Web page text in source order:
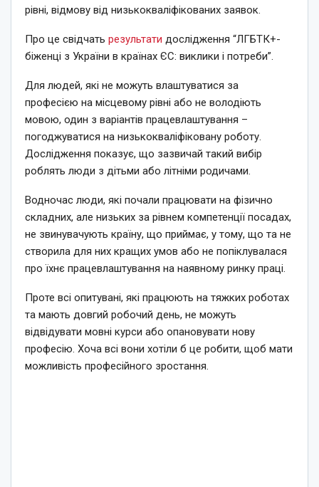
рівні, відмову від низькокваліфікованих заявок.
Про це свідчать результати дослідження “ЛГБТК+-
біженці з України в країнах ЄС: виклики і потреби”.
Для людей, які не можуть влаштуватися за
професією на місцевому рівні або не володіють
мовою, один з варіантів працевлаштування –
погоджуватися на низькокваліфіковану роботу.
Дослідження показує, що зазвичай такий вибір
роблять люди з дітьми або літніми родичами.
Водночас люди, які почали працювати на фізично
складних, але низьких за рівнем компетенції посадах,
не звинувачують країну, що приймає, у тому, що та не
створила для них кращих умов або не попіклувалася
про їхнє працевлаштування на наявному ринку праці.
Проте всі опитувані, які працюють на тяжких роботах
та мають довгий робочий день, не можуть
відвідувати мовні курси або опановувати нову
професію. Хоча всі вони хотіли б це робити, щоб мати
можливість професійного зростання.